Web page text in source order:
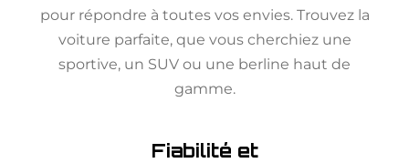
pour répondre à toutes vos envies. Trouvez la
voiture parfaite, que vous cherchiez une
sportive, un SUV ou une berline haut de
gamme.
Fiabilité et